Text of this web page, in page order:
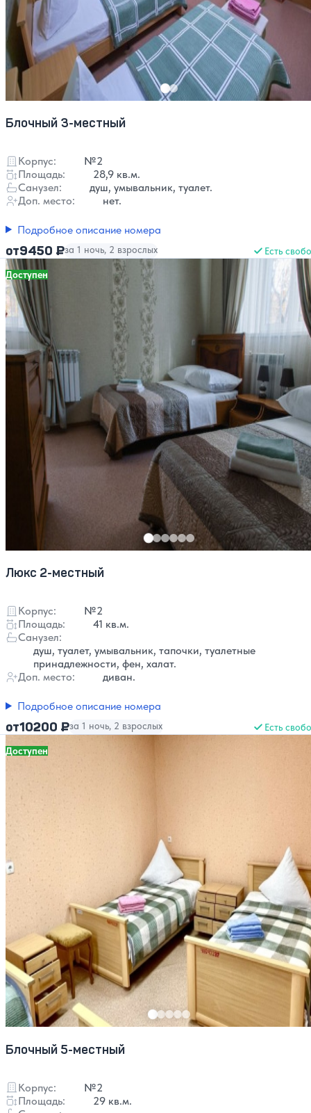
Блочный 3-местный
Корпус:
№2
Площадь:
28,9 кв.м.
Санузел:
душ, умывальник, туалет.
Доп. место:
нет.
Подробное описание номера
от9450 ₽за 1 ночь, 2 взрослых Есть
Доступен
Люкс 2-местный
Корпус:
№2
Площадь:
41 кв.м.
Санузел:
душ, туалет, умывальник, тапочки, туалетные
принадлежности, фен, халат.
Доп. место:
диван.
Подробное описание номера
от10200 ₽за 1 ночь, 2 взрослых Есть
Доступен
Блочный 5-местный
Корпус:
№2
Площадь:
29 кв.м.